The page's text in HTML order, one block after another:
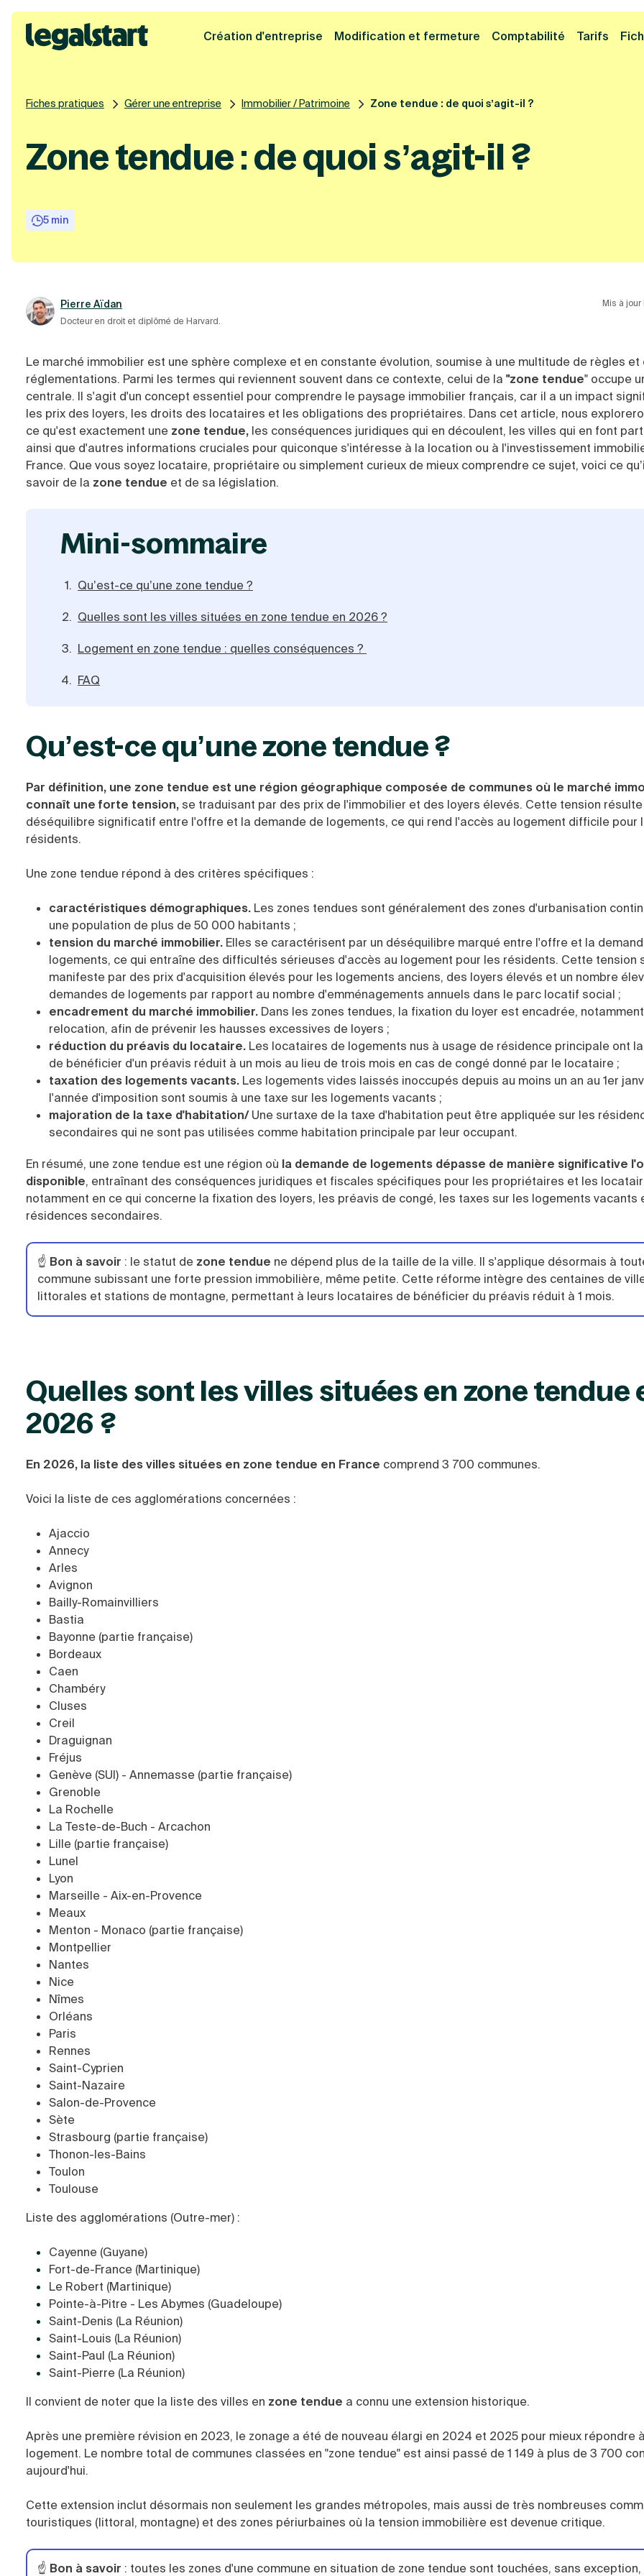
Cliquez ici pour reprendre votre démarche Fermer
Legalstart
Création d'entreprise Modification et fermeture Comptabilité Tarifs
Fiches pratiques Gérer une entreprise Immobilier / Patrimoine Zone tendue : de quoi s’agit-il ?
Zone tendue : de quoi s’agit-il ?
5 min
Pierre Aïdan
Docteur en droit et diplômé de Harvard.
Mis à
Le marché immobilier est une sphère complexe et en constante évolution, soumise à une multitude de règles et
réglementations. Parmi les termes qui reviennent souvent dans ce contexte, celui de la "zone tendue" occupe
centrale. Il s'agit d'un concept essentiel pour comprendre le paysage immobilier français, car il a un impact
les prix des loyers, les droits des locataires et les obligations des propriétaires. Dans cet article, nous
ce qu'est exactement une zone tendue, les conséquences juridiques qui en découlent, les villes qui en font
ainsi que d'autres informations cruciales pour quiconque s'intéresse à la location ou à l'investissement
France. Que vous soyez locataire, propriétaire ou simplement curieux de mieux comprendre ce sujet, voici ce
savoir de la zone tendue et de sa législation.
mini-sommaire
Qu’est-ce qu’une zone tendue ?
Quelles sont les villes situées en zone tendue en 2026 ?
Logement en zone tendue : quelles conséquences ?
FAQ
Qu’est-ce qu’une zone tendue ?
Par définition, une zone tendue est une région géographique composée de communes où le marché
connaît une forte tension, se traduisant par des prix de l'immobilier et des loyers élevés. Cette tension résulte
déséquilibre significatif entre l'offre et la demande de logements, ce qui rend l'accès au logement difficile pour
résidents.
Une zone tendue répond à des critères spécifiques :
caractéristiques démographiques. Les zones tendues sont généralement des zones d'urbanisation
une population de plus de 50 000 habitants ;
tension du marché immobilier. Elles se caractérisent par un déséquilibre marqué entre l'offre et la
logements, ce qui entraîne des difficultés sérieuses d'accès au logement pour les résidents. Cette tension
manifeste par des prix d'acquisition élevés pour les logements anciens, des loyers élevés et un nombre
demandes de logements par rapport au nombre d'emménagements annuels dans le parc locatif social ;
encadrement du marché immobilier. Dans les zones tendues, la fixation du loyer est encadrée,
relocation, afin de prévenir les hausses excessives de loyers ;
réduction du préavis du locataire. Les locataires de logements nus à usage de résidence principale ont
de bénéficier d'un préavis réduit à un mois au lieu de trois mois en cas de congé donné par le locataire ;
taxation des logements vacants. Les logements vides laissés inoccupés depuis au moins un an au 1er
l'année d'imposition sont soumis à une taxe sur les logements vacants ;
majoration de la taxe d'habitation/Une surtaxe de la taxe d'habitation peut être appliquée sur les
secondaires qui ne sont pas utilisées comme habitation principale par leur occupant.
En résumé, une zone tendue est une région où la demande de logements dépasse de manière significative
disponible, entraînant des conséquences juridiques et fiscales spécifiques pour les propriétaires et les
notamment en ce qui concerne la fixation des loyers, les préavis de congé, les taxes sur les logements vacants
résidences secondaires.
☝️ Bon à savoir : le statut de zone tendue ne dépend plus de la taille de la ville. Il s'applique désormais à
commune subissant une forte pression immobilière, même petite. Cette réforme intègre des centaines de
littorales et stations de montagne, permettant à leurs locataires de bénéficier du préavis réduit à 1 mois.
Quelles sont les villes situées en zone tendue
2026 ?
En 2026, la liste des villes situées en zone tendue en France comprend 3 700 communes.
Voici la liste de ces agglomérations concernées :
Ajaccio
Annecy
Arles
Avignon
Bailly-Romainvilliers
Bastia
Bayonne (partie française)
Bordeaux
Caen
Chambéry
Cluses
Creil
Draguignan
Fréjus
Genève (SUI) - Annemasse (partie française)
Grenoble
La Rochelle
La Teste-de-Buch - Arcachon
Lille (partie française)
Lunel
Lyon
Marseille - Aix-en-Provence
Meaux
Menton - Monaco (partie française)
Montpellier
Nantes
Nice
Nîmes
Orléans
Paris
Rennes
Saint-Cyprien
Saint-Nazaire
Salon-de-Provence
Sète
Strasbourg (partie française)
Thonon-les-Bains
Toulon
Toulouse
Liste des agglomérations (Outre-mer) :
Cayenne (Guyane)
Fort-de-France (Martinique)
Le Robert (Martinique)
Pointe-à-Pitre - Les Abymes (Guadeloupe)
Saint-Denis (La Réunion)
Saint-Louis (La Réunion)
Saint-Paul (La Réunion)
Saint-Pierre (La Réunion)
Il convient de noter que la liste des villes en zone tendue a connu une extension historique.
Après une première révision en 2023, le zonage a été de nouveau élargi en 2024 et 2025 pour mieux répondre
logement. Le nombre total de communes classées en "zone tendue" est ainsi passé de 1 149 à plus de 3 700
aujourd'hui.
Cette extension inclut désormais non seulement les grandes métropoles, mais aussi de très nombreuses
touristiques (littoral, montagne) et des zones périurbaines où la tension immobilière est devenue critique.
☝️ Bon à savoir : toutes les zones d'une commune en situation de zone tendue sont touchées, sans